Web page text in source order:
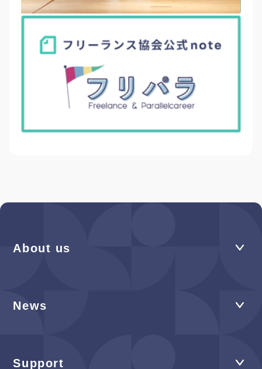
About us
News
Support